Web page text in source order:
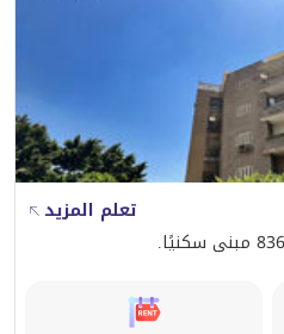
تعلم المزيد